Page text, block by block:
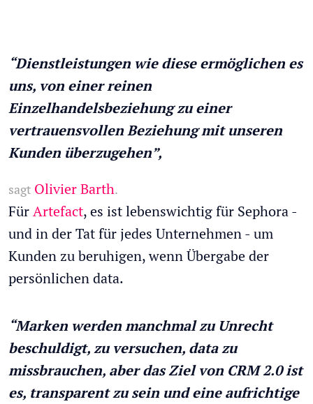
“Dienstleistungen wie diese ermöglichen es
uns, von einer reinen
Einzelhandelsbeziehung zu einer
vertrauensvollen Beziehung mit unseren
Kunden überzugehen”,
sagt Olivier Barth.
FürArtefact,esistlebenswichtig für Sephora-
und in der Tat für jedes Unternehmen - um
Kunden zu beruhigen, wennÜbergabe der
persönlichen data.
“Marken werden manchmal zu Unrecht
beschuldigt, zu versuchen, data zu
missbrauchen, aber das Ziel von CRM 2.0 ist
es, transparent zu sein und eine aufrichtige